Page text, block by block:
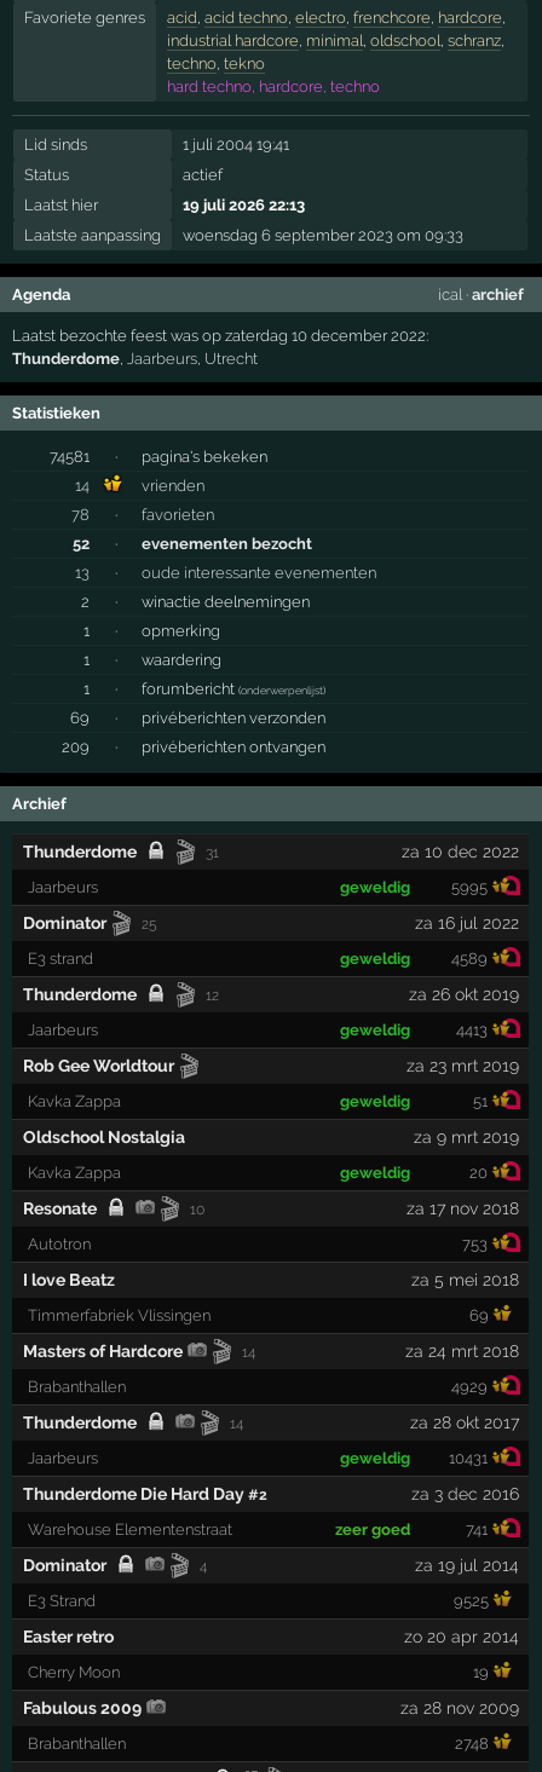
Favoriete genres
acid acid techno, electro, frenchcore hardcore
industrial hardcore minimal oldschool schranz,
techno, tekno
hard techno, hardcore, techno
Lid sinds
1 juli 2004 19:41
Status
actief
Laatst hier
19 juli 2026 22:13
Laatste aanpassing
woensdag 6 september 2023 om 09:33
Agenda ical · archief
Laatst bezochte feest was op zaterdag 10 december 2022:
Thunderdome,Jaarbeurs, Utrecht
Statistieken
74581 ·
pagina's bekeken
14
vrienden
78
·
favorieten
52
·
evenementen bezocht
13
·
oude interessante evenementen
2
·
winactie deelnemingen
1
·
opmerking
1
·
waardering
1
· forumbericht(onderwerpenlijst)
69 ·
privéberichten verzonden
209
· privéberichten ontvangen
Archief
Thunderdome 🎬 31 za 10 dec 2022
Jaarbeurs geweldig 5995
Dominator 🎬 25 za 16 jul 2022
E3 strand geweldig 4589
Thunderdome 🎬 12 za 26 okt 2019
Jaarbeurs geweldig 4413
Rob Gee Worldtour 🎬 za 23 mrt 2019
Kavka Zappa geweldig 51
Oldschool Nostalgia za 9 mrt 2019
Kavka Zappa geweldig 20
Resonate 🎬 10 za 17 nov 2018
Autotron 753
I love Beatz za 5 mei 2018
Timmerfabriek Vlissingen 69
Masters of Hardcore 🎬 14 za 24 mrt 2018
Brabanthallen 4929
Thunderdome 🎬 14 za 28 okt 2017
Jaarbeurs geweldig 10431
Thunderdome Die Hard Day #2 za 3 dec 2016
Warehouse Elementenstraat zeer goed 741
Dominator 🎬 4 za 19 jul 2014
E3 Strand 9525
Easter retro zo 20 apr 2014
Cherry Moon 19
Fabulous 2009 za 28 nov 2009
Brabanthallen 2748